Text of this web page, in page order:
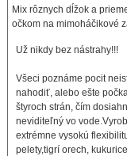
Mix rôznych dĺžok a
očkom na mimoháčikové
Už nikdy bez nástrahy!!!
Všeci poznáme pocit
nahodiť, alebo ešte
štyroch strán, čím
neviditeľný vo
extrémne vysokú
pelety,tigrí orech,